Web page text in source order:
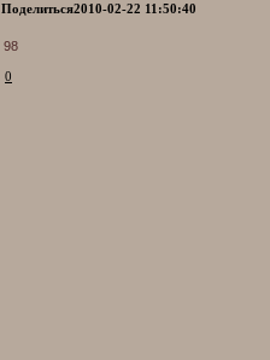
Поделиться2010-02-22 11:50:40
98
0